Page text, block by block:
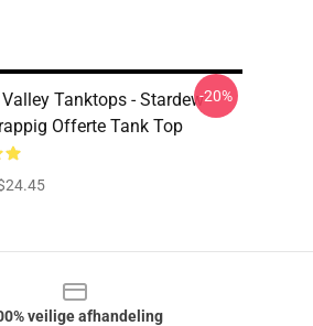
Tanktops - Stardew
Offerte Tank Top
-20%
veilige afhandeling